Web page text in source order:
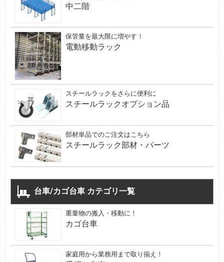
中二階
保管量を最大限に増やす！
電動移動ラック
スチールラックをさらに便利に
スチールラックオプション品
部材単品でのご注文はこちら
スチールラック部材・パーツ
台車/カゴ台車 カテゴリ一覧
重量物の搬入・移動に！
カゴ台車
家庭用から業務用まで取り揃え！